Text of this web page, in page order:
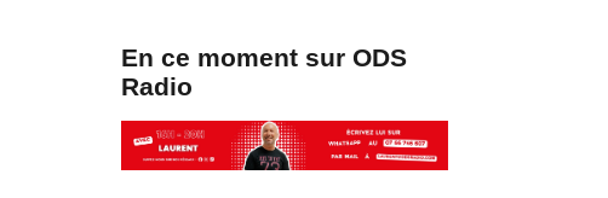
En ce moment sur ODS
Radio